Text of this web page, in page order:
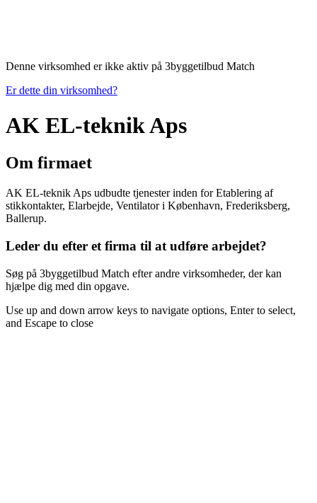
Denne virksomhed er ikke aktiv på 3byggetilbud Match
Er dette din virksomhed?
AK EL-teknik Aps
Om firmaet
AK EL-teknik Aps udbudte tjenester inden for Etablering af
stikkontakter, Elarbejde, Ventilator i København, Frederiksberg,
Ballerup.
Leder du efter et firma til at udføre arbejdet?
Søg på 3byggetilbud Match efter andre virksomheder, der kan
hjælpe dig med din opgave.
Use up and down arrow keys to navigate options, Enter to select,
and Escape to close